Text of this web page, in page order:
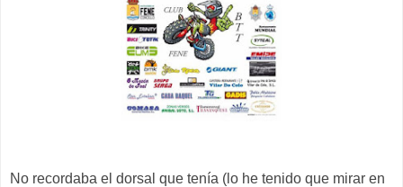
No recordaba el dorsal que tenía (lo he tenido que mirar en